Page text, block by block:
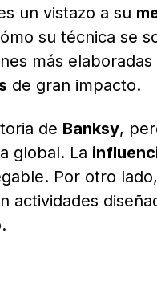
un vistazo a su
su técnica se
más
de gran impacto.
de Banksy,
global. La
Por otro
actividades